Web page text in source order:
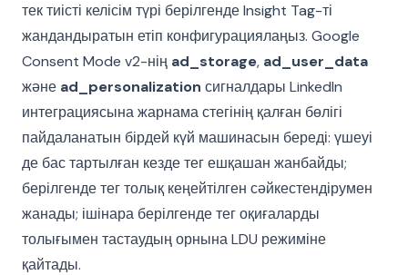
тек тиісті келісім түрі берілгенде Insight Tag-ті
жандандыратын етіп конфигурациялаңыз. Google
Consent Mode v2-нің ad_storage, ad_user_data
және ad_personalization сигналдары LinkedIn
интеграциясына жарнама стегінің қалған бөлігі
пайдаланатын бірдей күй машинасын береді: үшеуі
де бас тартылған кезде тег ешқашан жанбайды;
берілгенде тег толық кеңейтілген сәйкестендірумен
жанады; ішінара берілгенде тег оқиғаларды
толығымен тастаудың орнына LDU режиміне
қайтады.